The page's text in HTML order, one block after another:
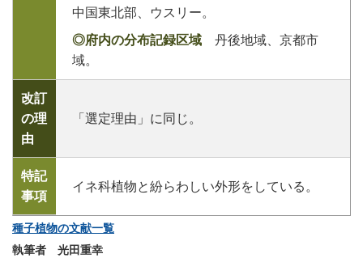
中国東北部、ウスリー。
◎府内の分布記録区域 丹後地域、京都市
域。
改訂
の理
由
「選定理由」に同じ。
特記
事項
イネ科植物と紛らわしい外形をしている。
種子植物の文献一覧
執筆者 光田重幸